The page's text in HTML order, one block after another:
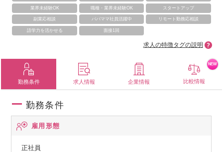
業界未経験OK 職種・業界未経験OK スタートアップ
副業応相談 パパママ社員活躍中 リモート勤務応相談
語学力を活かせる 面接1回
求人の特徴タグの説明
勤務条件 求人情報 企業情報 比較情報
NEW
勤務条件
雇用形態
正社員